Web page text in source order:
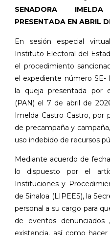
SENADORA
PRESENTADA EN ABRIL
En sesión especial
Instituto Electoral del
el procedimiento
el expediente número SE-
la queja presentada por
(PAN) el 7 de abril de
Imelda Castro Castro, por
de precampaña y
uso indebido de recursos
Mediante acuerdo de
lo dispuesto por el
Instituciones y
de Sinaloa (LIPEES), la
personal a su cargo para
de eventos
existencia, así como